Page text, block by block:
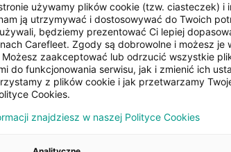
szyby Komputer pokładowy
używamy plików cookie (tzw. ciasteczek) i
ją utrzymywać i dostosowywać do Twoich
będziemy prezentować Ci lepiej
Carefleet. Zgody są dobrowolne i możesz je
Możesz zaakceptować lub odrzucić wszystkie
do funkcjonowania serwisu, jak i zmienić ich
z plików cookie i jak przetwarzamy
Cookies.
znajdziesz w naszej Polityce Cookies